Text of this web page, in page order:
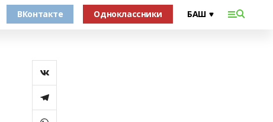
ВКонтакте Одноклассники